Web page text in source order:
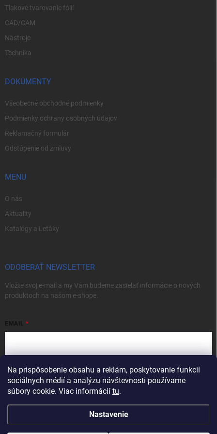
Na prispôsobenie obsahu a reklám, poskytovanie funkcií
sociálnych médií a analýzu návštevnosti používame
súbory cookie. Viac informácií tu.
Nastavenie
Tlakové tvarovanie fólií
CAD/CAM
Nástroje
Technika
DOKUMENTY
Všeobecné obchodné podmienky
Podmienky ochrany osobných údajov
Reklamačný formulár
Odstúpenie od zmluvy
MENU
O nás
Aktuality
Katalógy a Letáky
ODOBERAŤ NEWSLETTER
Vložte svoj e-mail a my Vám budeme zasielať informácie o nových
produktoch na našom e-shope.
EMAIL
Vložením e-mailu súhlasíte spodmienkami ochrany osobných údajov
Prihlásiť sa